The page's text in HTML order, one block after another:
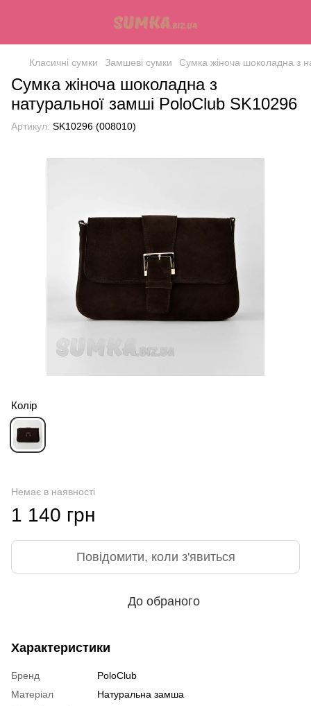
Класичні сумки Замшеві сумки Сумка жіноча шоколадна з
Сумка жіноча шоколадна з
натуральної замші PoloClub SK10296
Артикул: SK10296 (008010)
Колір
Немає в наявності
1 140 грн
Повідомити, коли з'явиться
До обраного
Характеристики
Бренд
PoloClub
Матеріал
Натуральна замша